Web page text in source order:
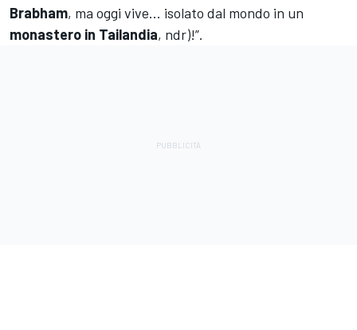
Brabham, ma oggi vive... isolato dal mondo in un
monastero in Tailandia, ndr)!”.